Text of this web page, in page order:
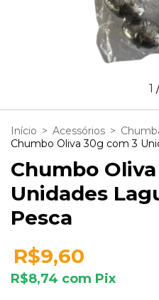
1
Início > Acessórios >
Chumbo Oliva 30g com 3
Chumbo
Unidades
Pesca
R$9,60
R$8,74 com Pix